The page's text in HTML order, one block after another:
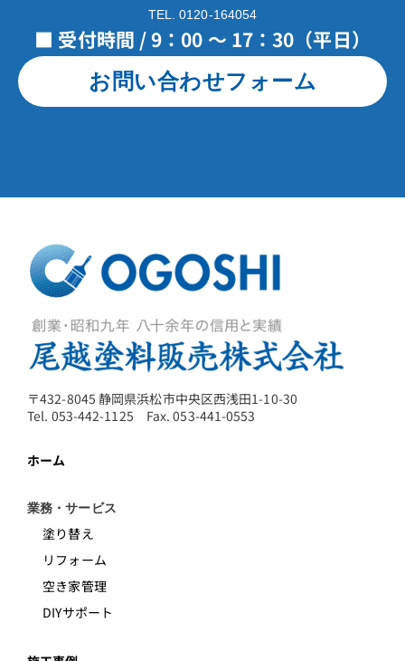
TEL. 0120-164054
■ 受付時間 / 9：00 ～ 17：30（平日）
お問い合わせフォーム
〒432-8045 静岡県浜松市中央区西浅田1-10-30
Tel. 053-442-1125 Fax. 053-441-0553
ホーム
業務・サービス
塗り替え
リフォーム
空き家管理
DIYサポート